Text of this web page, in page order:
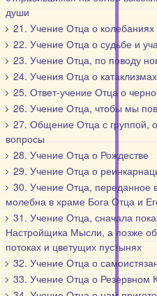
души
21. Учение Отца о
22. Учение Отца о судьбе и
23. Учение Отца, по поводу
24. Учения Отца о катаклизмах
25. Ответ-учение Отца о
26. Учение Отца, чтобы мы
27. Общение Отца с группой,
вопросы
28. Учение Отца о Рождестве
29. Учение Отца о
30. Учение Отца, переданное
молебна в храме Бога Отца и
31. Учение Отца, сначала
Настройщика Мысли, а позже
потоках и цветущих пустынях
32. Учение Отца о
33. Учение Отца о Резервном